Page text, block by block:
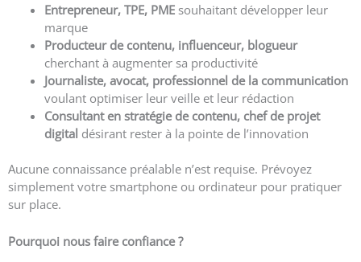
Entrepreneur, TPE, PME souhaitant développer leur
marque
Producteur de contenu, influenceur, blogueur
cherchant à augmenter sa productivité
Journaliste, avocat, professionnel de la communication
voulant optimiser leur veille et leur rédaction
Consultant en stratégie de contenu, chef de projet
digital désirant rester à la pointe de l’innovation
Aucune connaissance préalable n’est requise. Prévoyez
simplement votre smartphone ou ordinateur pour pratiquer
sur place.
Pourquoi nous faire confiance ?